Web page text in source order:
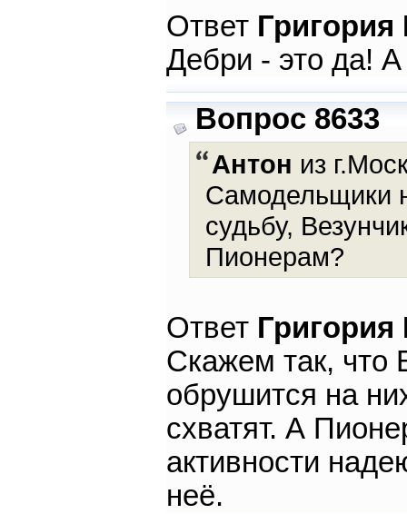
Ответ
Дебри - это да! А
Вопрос 8633
Антон из
Самодельщики
судьбу,
Пионерам?
Ответ
Скажем так, что
обрушится на
схватят. А
активности
неё.